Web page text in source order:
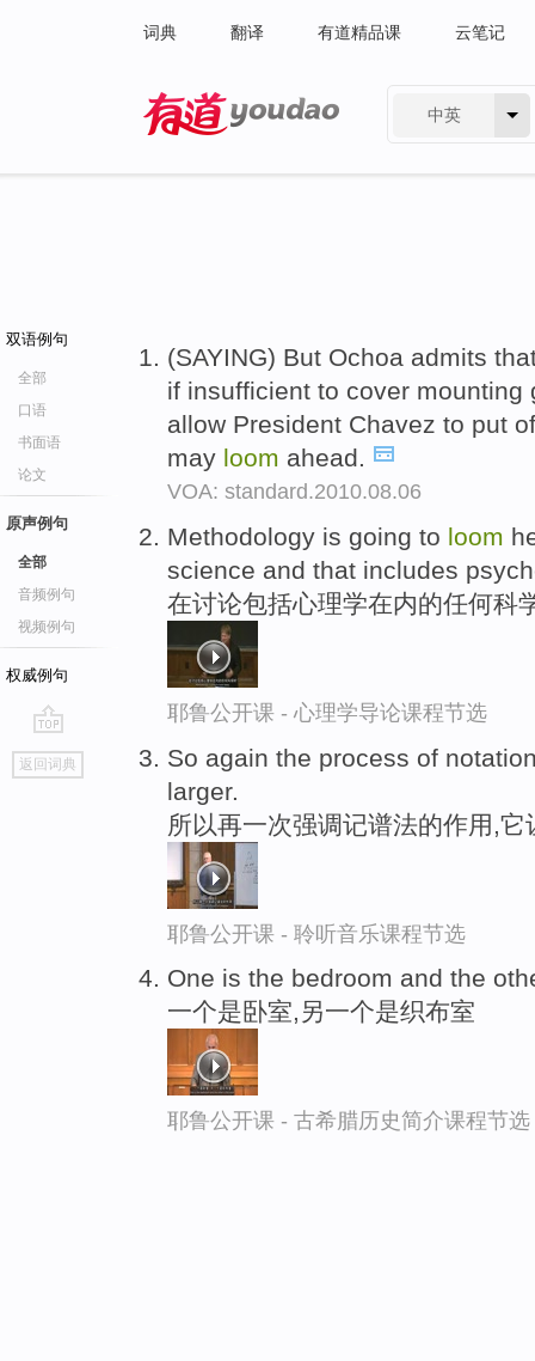
词典 翻译 有道精品课 云笔记
中英
双语例句
全部
口语
书面语
论文
原声例句
全部
音频例句
视频例句
权威例句
go
top
返回词典
(SAYING) But Ochoa admits
if insufficient to cover
allow President Chavez to put
may loom ahead.
VOA: standard.2010.08.06
Methodology is going to loom
science and that includes
在讨论包括心理学在内的任何科
耶鲁公开课 - 心理学导论课程节选
So again the process of
larger.
所以再一次强调记谱法的作用,
耶鲁公开课 - 聆听音乐课程节选
One is the bedroom and the
一个是卧室,另一个是织布室
耶鲁公开课 - 古希腊历史简介课程节选